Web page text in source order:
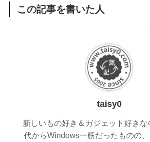
この記事を書いた人
taisy0
新しいもの好き＆ガジェット好き
代からWindows一筋だったものの